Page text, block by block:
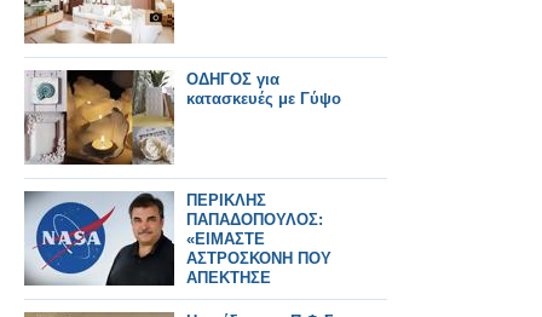
ΟΔΗΓΟΣ για
κατασκευές με Γύψο
ΠΕΡΙΚΛΗΣ
ΠΑΠΑΔΟΠΟΥΛΟΣ:
«ΕΙΜΑΣΤΕ
ΑΣΤΡΟΣΚΟΝΗ ΠΟΥ
ΑΠΕΚΤΗΣΕ
ΣΥΝΕΙΔΗΣΗ» – Ο